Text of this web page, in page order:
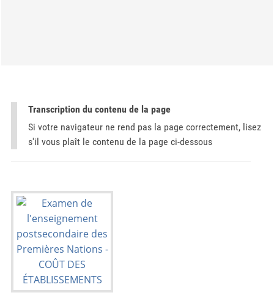
Transcription du contenu de la page
Si votre navigateur ne rend pas la page correctement, lisez
s'il vous plaît le contenu de la page ci-dessous